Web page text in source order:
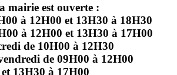
mairie est ouverte :
à 12H00 et 13H30 à 18H30
à 12H00 et 13H30 à 17H00
de 10H00 à 12H30
de 09H00 à 12H00
et 13H30 à 17H00